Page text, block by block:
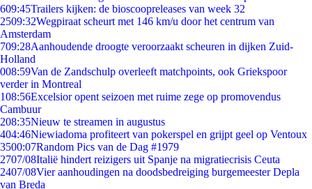
609:45Trailers kijken: de bioscoopreleases van week 32
2509:32Wegpiraat scheurt met 146 km/u door het centrum van
Amsterdam
709:28Aanhoudende droogte veroorzaakt scheuren in dijken Zuid-
Holland
008:59Van de Zandschulp overleeft matchpoints, ook Griekspoor
verder in Montreal
108:56Excelsior opent seizoen met ruime zege op promovendus
Cambuur
208:35Nieuw te streamen in augustus
404:46Niewiadoma profiteert van pokerspel en grijpt geel op Ventoux
3500:07Random Pics van de Dag #1979
2707/08Italië hindert reizigers uit Spanje na migratiecrisis Ceuta
2407/08Vier aanhoudingen na doodsbedreiging burgemeester Depla
van Breda